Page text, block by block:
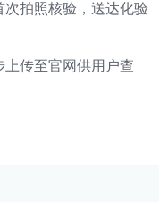
拍照核验，送达化验
传至官网供用户查